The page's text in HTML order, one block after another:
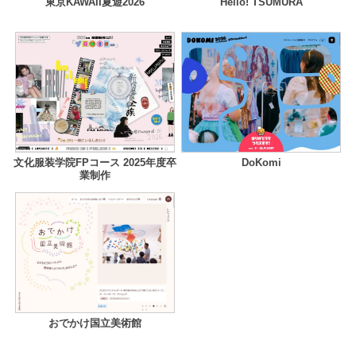
文化服装学院FPコース 2025年度卒
業制作
DoKomi
おでかけ国立美術館